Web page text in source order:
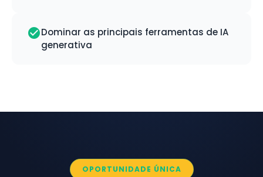
Dominar as principais ferramentas de IA
generativa
OPORTUNIDADE ÚNICA